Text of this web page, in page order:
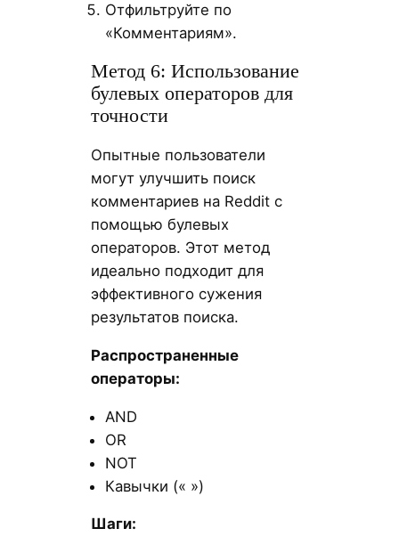
Отфильтруйте по
«Комментариям».
Метод 6: Использование
булевых операторов для
точности
Опытные пользователи
могут улучшить поиск
комментариев на Reddit с
помощью булевых
операторов. Этот метод
идеально подходит для
эффективного сужения
результатов поиска.
Распространенные
операторы:
AND
OR
NOT
Кавычки (« »)
Шаги: